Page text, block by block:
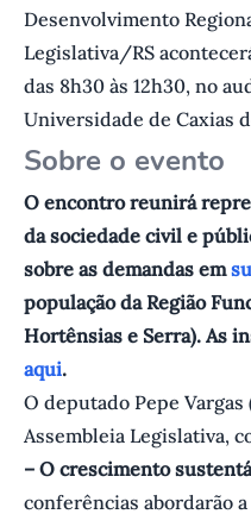
Desenvolvimento
Legislativa/RS
das 8h30 às 12h30, no
Universidade de Caxias
S obre o evento
O encontro reunirá
da sociedade civil e
sobre as demandas em
população da Região
Hortênsias e Serra). As
aqui.
O deputado Pepe
Assembleia Legislativa,
– O crescimento
conferências abordarão a